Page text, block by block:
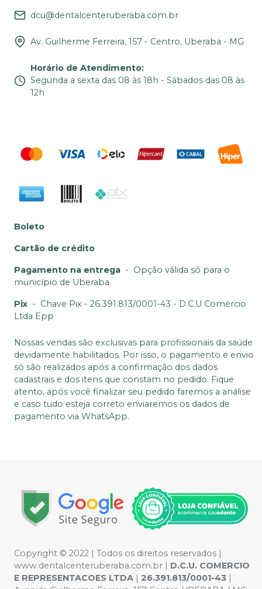
dcu@dentalcenteruberaba.com.br
Av. Guilherme Ferreira, 157 - Centro, Uberaba - MG
Horário de Atendimento:
Segunda a sexta das 08 às 18h - Sábados das 08 às
12h
Boleto
Cartão de crédito
Pagamento na entrega - Opção válida só para o
município de Uberaba
Pix - Chave Pix - 26.391.813/0001-43 - D.C.U Comércio
Ltda Epp
Nossas vendas são exclusivas para profissionais da saúde
devidamente habilitados. Por isso, o pagamento e envio
só são realizados após a confirmação dos dados
cadastrais e dos itens que constam no pedido. Fique
atento, após você finalizar seu pedido faremos a análise
e caso tudo esteja correto enviaremos os dados de
pagamento via WhatsApp.
Copyright © 2022 | Todos os direitos reservados |
www.dentalcenteruberaba.com.br | D.C.U. COMERCIO
E REPRESENTACOES LTDA | 26.391.813/0001-43 |